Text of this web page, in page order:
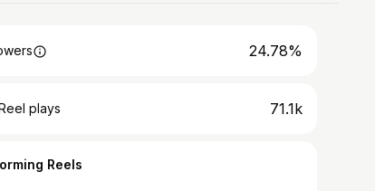
24.78%
plays 71.1k
Reels